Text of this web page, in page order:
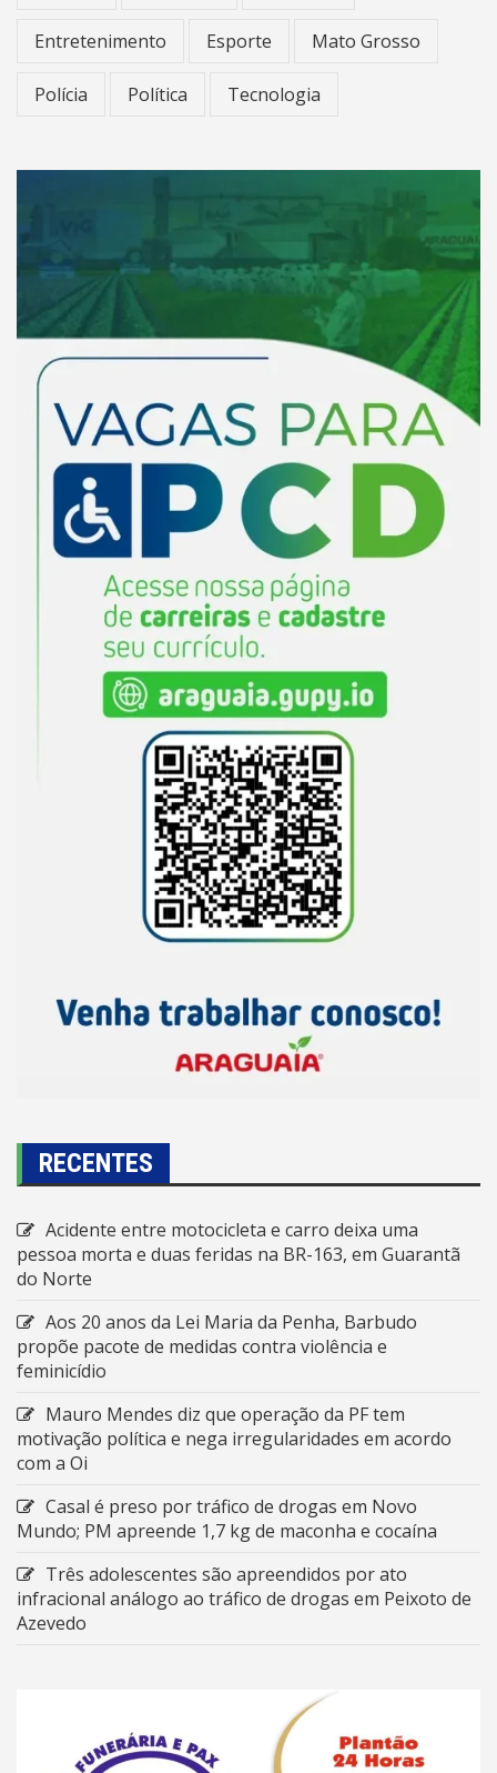
Entretenimento Esporte Mato Grosso
Polícia Política Tecnologia
RECENTES
Acidente entre motocicleta e carro deixa uma
pessoa morta e duas feridas na BR-163, em Guarantã
do Norte
Aos 20 anos da Lei Maria da Penha, Barbudo
propõe pacote de medidas contra violência e
feminicídio
Mauro Mendes diz que operação da PF tem
motivação política e nega irregularidades em acordo
com a Oi
Casal é preso por tráfico de drogas em Novo
Mundo; PM apreende 1,7 kg de maconha e cocaína
Três adolescentes são apreendidos por ato
infracional análogo ao tráfico de drogas em Peixoto de
Azevedo